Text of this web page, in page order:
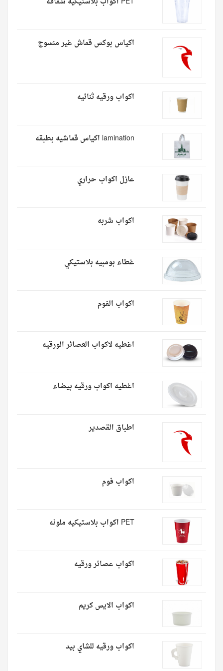
اكياس بوكس قماش غير منسوج
اكواب ورقيه ثنائيه
lamination اكياس قماشيه بطبقه
عازل اكواب حراري
اكواب شربه
غطاء بومبيه بلاستيكي
اكواب الفوم
اغطيه لاكواب العصائر الورقيه
اغطيه اكواب ورقيه بيضاء
اطباق القصدير
اكواب فوم
PET اكواب بلاستيكيه ملونه
اكواب عصائر ورقيه
اكواب الايس كريم
اكواب ورقيه للشاي بيد